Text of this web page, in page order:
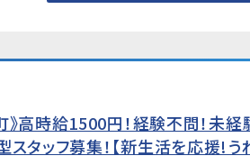
》高時給1500円！経験不問！未
タッフ募集！【新生活を応援!う